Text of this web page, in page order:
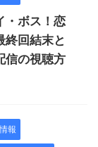
・ボス！恋
終回結末と
信の視聴方
報